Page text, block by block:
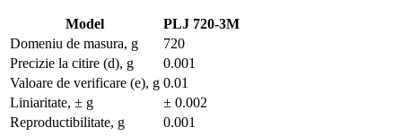
Model
PLJ 720-3M
Domeniu de masura, g
720
Precizie la citire (d), g
0.001
Valoare de verificare (e), g 0.01
Liniaritate, ± g
± 0.002
Reproductibilitate, g
0.001